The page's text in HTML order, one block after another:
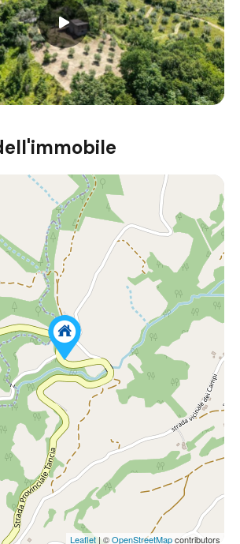
Leaflet | ©OpenStreetMapcontributors